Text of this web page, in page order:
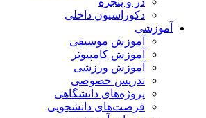
دکوراسیون داخلی
آموزشی
آموزش موسیقی
آموزش کامپیوتر
آموزش ورزشی
تدریس خصوصی
پروژه‌های دانشگاهی
فرصت‌های دانشجویی